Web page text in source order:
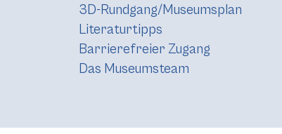
3D-Rundgang/Museumsplan
Literaturtipps
Barrierefreier Zugang
Das Museumsteam